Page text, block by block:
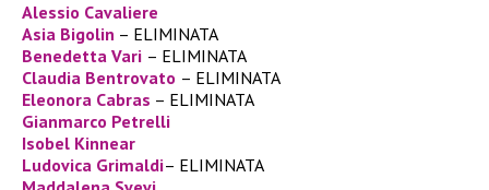
Alessio Cavaliere
Asia Bigolin – ELIMINATA
Benedetta Vari – ELIMINATA
Claudia Bentrovato – ELIMINATA
Eleonora Cabras – ELIMINATA
Gianmarco Petrelli
Isobel Kinnear
Ludovica Grimaldi– ELIMINATA